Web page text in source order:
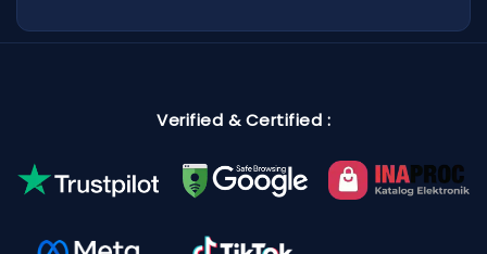
Verified & Certified :